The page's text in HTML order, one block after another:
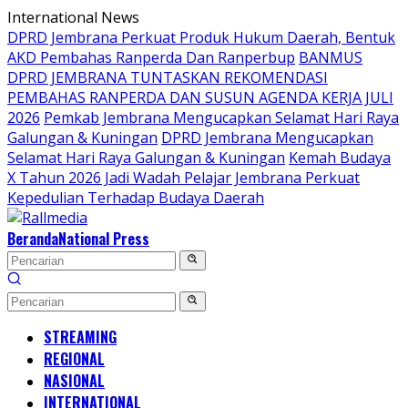
Langsung
ke
konten
International News
DPRD Jembrana Perkuat Produk Hukum Daerah, Bentuk
AKD Pembahas Ranperda Dan Ranperbup BANMUS
DPRD JEMBRANA TUNTASKAN REKOMENDASI
PEMBAHAS RANPERDA DAN SUSUN AGENDA KERJA JULI
2026 Pemkab Jembrana Mengucapkan Selamat Hari Raya
Galungan & Kuningan DPRD Jembrana Mengucapkan
Selamat Hari Raya Galungan & Kuningan Kemah Budaya
X Tahun 2026 Jadi Wadah Pelajar Jembrana Perkuat
Kepedulian Terhadap Budaya Daerah
BerandaNational Press
STREAMING
REGIONAL
NASIONAL
INTERNATIONAL